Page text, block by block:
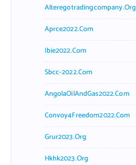
Alteregotradingcompany.org
Aprce2022.com
Ibie2022.com
Sbcc-2022.com
AngolaOilAndGas2022.com
Convoy4Freedom2022.com
Grur2023.org
Hkhk2023.org